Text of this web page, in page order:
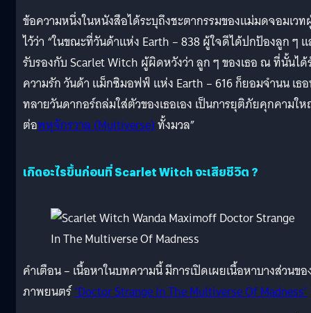
ข้อความหนึ่งในหนังสือได้ระบุถึงชะตากรรมของแม่มดจอมเว
ไว้ว่า “ในขณะที่วันด้าแห่ง Earth – 838 ผู้ใจดีได้ปกป้องลูก ๆ
รับรองกับ Scarlet Witch ผู้ผิดหวังว่า ลูก ๆ ของเธอ ณ ที่นั้นได้
ความรัก วันด้า แม็กซิมอฟฟ์ แห่ง Earth – 616 ก็ยอมจำนน เธ
ทลายวันดากอร์ถล่มใส่ตัวของเธอเอง เป็นการยุติภัยคุกคามใ
ต่อพหุจักรวาล (Multiverse)ทั้งมวล”
เกิดอะไรขึ้นก่อนที่ Scarlet Witch จะเสียชีวิต ?
คำเตือน – เนื้อหาในบทความนี้ มีการเปิดเผยเนื้อหาบางส่วนขอ
ภาพยนตร์‘Doctor Strange In The Multiverse Of Madness’